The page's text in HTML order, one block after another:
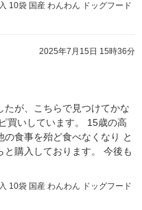
10袋 国産 わんわん ドッグフード
2025年7月15日 15時36分
たが、こちらで見つけてかな
買いしています。 15歳の高
食事を殆ど食べなくなり と
購入しております。 今後も
10袋 国産 わんわん ドッグフード